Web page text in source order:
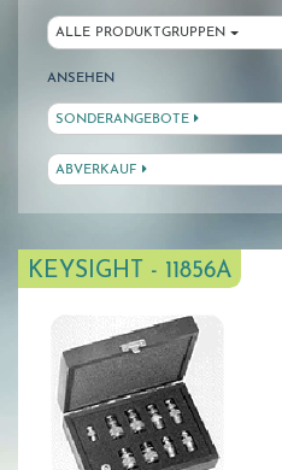
ALLE PRODUKTGRUPPEN
ANSEHEN
SONDERANGEBOTE
ABVERKAUF
KEYSIGHT - 11856A